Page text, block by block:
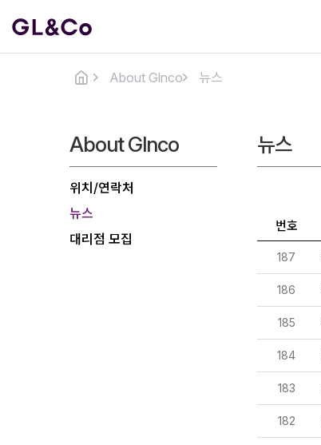
About Glnco 뉴스
About Glnco
위치/연락처
뉴스
대리점 모집
뉴스
번호
187
186
185
184
183
182